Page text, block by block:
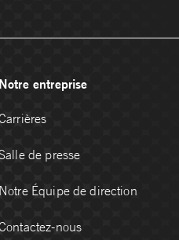
Notre entreprise
de presse
Notre Équipe de direction
nous